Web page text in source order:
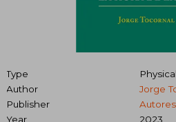
Type
Author
Jorge
Publisher
Year
2023